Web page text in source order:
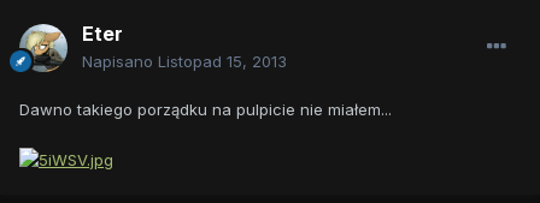
Eter
Napisano Listopad 15, 2013
Dawno takiego porządku na pulpicie nie miałem...